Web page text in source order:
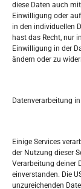
diese Daten auch
Einwilligung oder
in den individuellen
hast das Recht, nur
Einwilligung in der
ändern oder zu
Datenverarbeitung
Einige Services
der Nutzung dieser
Verarbeitung deiner
einverstanden. Die
unzureichenden
Pretražite
S
e
a
h
M D
2 3